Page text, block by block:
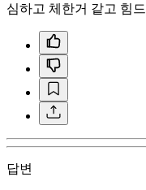
심하고 체한거 같고 힘
답변